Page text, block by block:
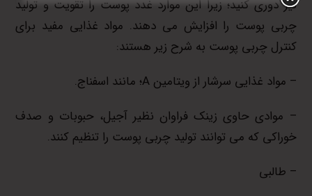
نیز دوری کنید؛ زیرا این موارد غدد پوست را تقویت و تولید
چربی پوست را افزایش می دهند. مواد غذایی مفید برای
کنترل چربی پوست به شرح زیر هستند:
– مواد غذایی سرشار از ویتامین A؛ مانند اسفناج.
– موادی حاوی زینک فراوان نظیر آجیل، حبوبات و صدف
خوراکی که می توانند تولید چربی پوست را تنظیم کنند.
– طالبی